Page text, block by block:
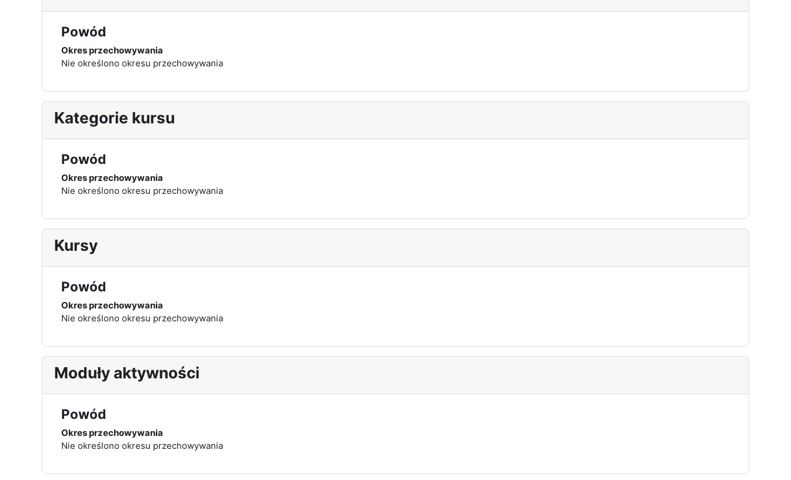
Powód
Okres przechowywania
Nie określono okresu przechowywania
Kategorie kursu
Powód
Okres przechowywania
Nie określono okresu przechowywania
Kursy
Powód
Okres przechowywania
Nie określono okresu przechowywania
Moduły aktywności
Powód
Okres przechowywania
Nie określono okresu przechowywania